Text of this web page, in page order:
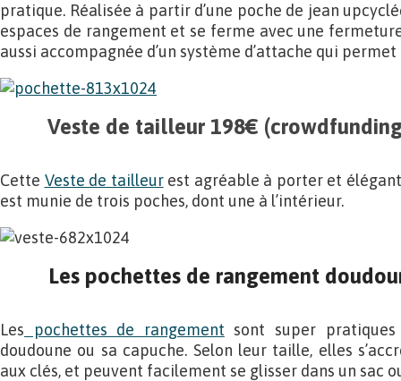
pratique. Réalisée à partir d’une poche de jean
espaces de rangement et se ferme avec une
aussi accompagnée d’un système d’attache qui
Veste de tailleur 198€
Cette Veste de tailleurest agréable à porter et
est munie de trois poches, dont une à l’intérieur.
Les pochettes de rangement
Les pochettes de rangement sont super
doudoune ou sa capuche. Selon leur taille, elles
aux clés, et peuvent facilement se glisser dans un sac